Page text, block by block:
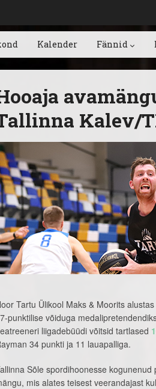
Kalender Fännid
Kalev/
Tartu Ülikool Maks & Moorits
punktilise võiduga
liigadebüüdi võitsid tartlased
34 punkti ja 11 lauapalliga.
Sõle spordihoonesse
mis alates teisest veerandajast